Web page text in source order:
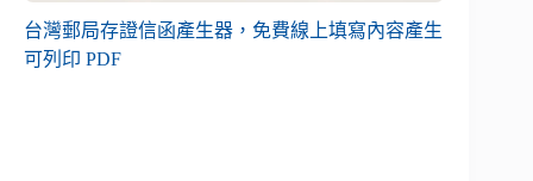
台灣郵局存證信函產生器，免費線上填寫內容產生
可列印 PDF